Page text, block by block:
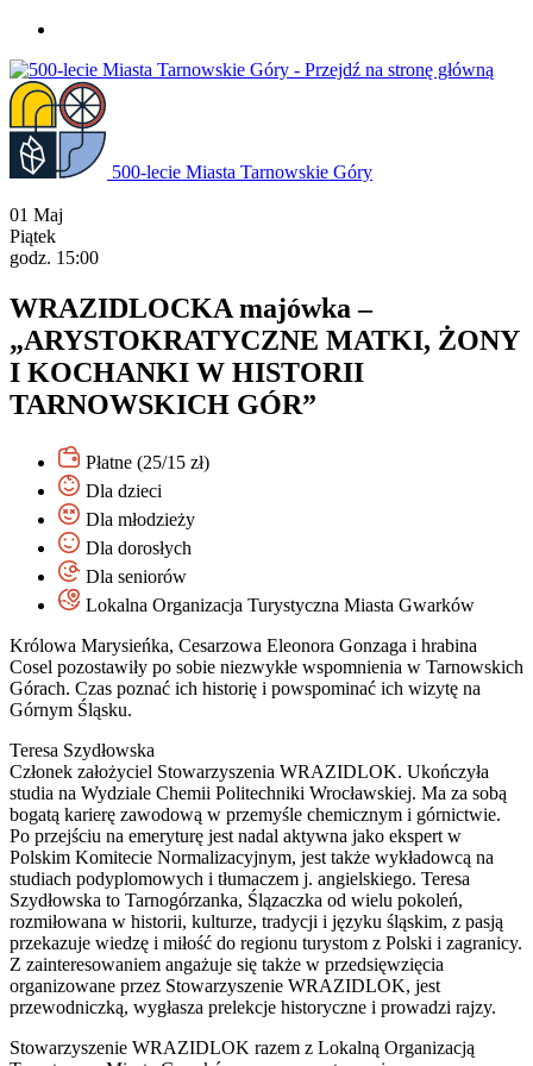
treści
500-lecie Miasta Tarnowskie Góry
01 Maj
Piątek
godz. 15:00
WRAZIDLOCKA majówka –
„ARYSTOKRATYCZNE MATKI, ŻONY
I KOCHANKI W HISTORII
TARNOWSKICH GÓR”
Płatne (25/15 zł)
Dla dzieci
Dla młodzieży
Dla dorosłych
Dla seniorów
Lokalna Organizacja Turystyczna Miasta Gwarków
Królowa Marysieńka, Cesarzowa Eleonora Gonzaga i hrabina
Cosel pozostawiły po sobie niezwykłe wspomnienia w Tarnowskich
Górach. Czas poznać ich historię i powspominać ich wizytę na
Górnym Śląsku.
Teresa Szydłowska
Członek założyciel Stowarzyszenia WRAZIDLOK. Ukończyła
studia na Wydziale Chemii Politechniki Wrocławskiej. Ma za sobą
bogatą karierę zawodową w przemyśle chemicznym i górnictwie.
Po przejściu na emeryturę jest nadal aktywna jako ekspert w
Polskim Komitecie Normalizacyjnym, jest także wykładowcą na
studiach podyplomowych i tłumaczem j. angielskiego. Teresa
Szydłowska to Tarnogórzanka, Ślązaczka od wielu pokoleń,
rozmiłowana w historii, kulturze, tradycji i języku śląskim, z pasją
przekazuje wiedzę i miłość do regionu turystom z Polski i zagranicy.
Z zainteresowaniem angażuje się także w przedsięwzięcia
organizowane przez Stowarzyszenie WRAZIDLOK, jest
przewodniczką, wygłasza prelekcje historyczne i prowadzi rajzy.
Stowarzyszenie WRAZIDLOK razem z Lokalną Organizacją